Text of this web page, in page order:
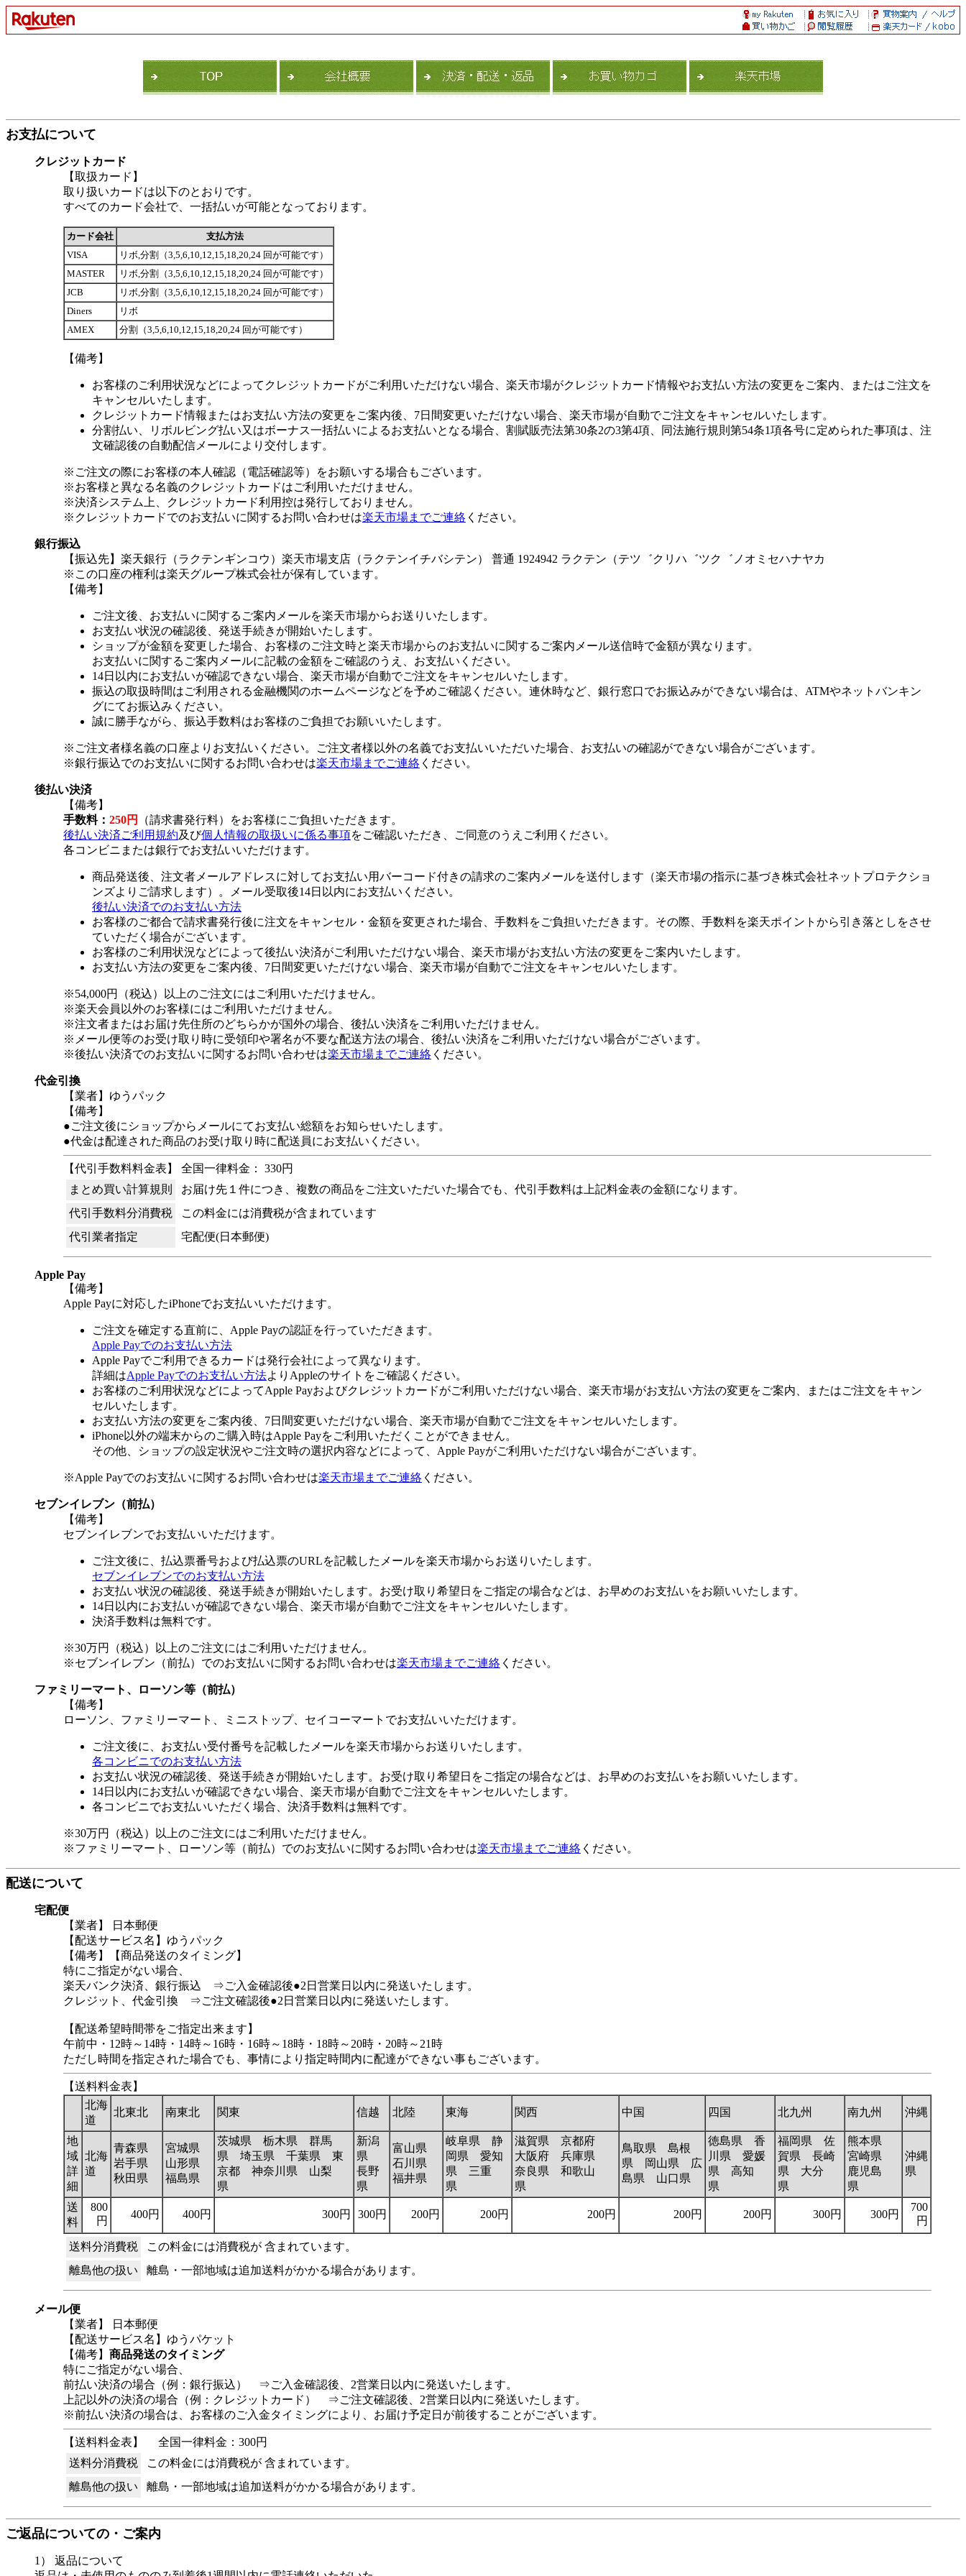
お支払について
クレジットカード
【取扱カード】
取り扱いカードは以下のとおりです。
すべてのカード会社で、一括払いが可能となっております。
カード会社
支払方法
VISA
リボ,分割（3,5,6,10,12,15,18,20,24 回が可能です）
MASTER
リボ,分割（3,5,6,10,12,15,18,20,24 回が可能です）
JCB
リボ,分割（3,5,6,10,12,15,18,20,24 回が可能です）
Diners
リボ
AMEX
分割（3,5,6,10,12,15,18,20,24 回が可能です）
【備考】
お客様のご利用状況などによってクレジットカードがご利用いただけない場合、楽天市場がクレジットカード情報やお支払い方法の変更をご案内、またはご注文を
キャンセルいたします。
クレジットカード情報またはお支払い方法の変更をご案内後、7日間変更いただけない場合、楽天市場が自動でご注文をキャンセルいたします。
分割払い、リボルビング払い又はボーナス一括払いによるお支払いとなる場合、割賦販売法第30条2の3第4項、同法施行規則第54条1項各号に定められた事項は、注
文確認後の自動配信メールにより交付します。
※ご注文の際にお客様の本人確認（電話確認等）をお願いする場合もございます。
※お客様と異なる名義のクレジットカードはご利用いただけません。
※決済システム上、クレジットカード利用控は発行しておりません。
※クレジットカードでのお支払いに関するお問い合わせは楽天市場までご連絡 ください。
銀行振込
【振込先】楽天銀行（ラクテンギンコウ）楽天市場支店（ラクテンイチバシテン） 普通 1924942 ラクテン（テツ゛クリハ゛ツク゛ノオミセハナヤカ
※この口座の権利は楽天グループ株式会社が保有しています。
【備考】
ご注文後、お支払いに関するご案内メールを楽天市場からお送りいたします。
お支払い状況の確認後、発送手続きが開始いたします。
ショップが金額を変更した場合、お客様のご注文時と楽天市場からのお支払いに関するご案内メール送信時で金額が異なります。
お支払いに関するご案内メールに記載の金額をご確認のうえ、お支払いください。
14日以内にお支払いが確認できない場合、楽天市場が自動でご注文をキャンセルいたします。
振込の取扱時間はご利用される金融機関のホームページなどを予めご確認ください。連休時など、銀行窓口でお振込みができない場合は、ATMやネットバンキン
グにてお振込みください。
誠に勝手ながら、振込手数料はお客様のご負担でお願いいたします。
※ご注文者様名義の口座よりお支払いください。ご注文者様以外の名義でお支払いいただいた場合、お支払いの確認ができない場合がございます。
※銀行振込でのお支払いに関するお問い合わせは楽天市場までご連絡 ください。
後払い決済
【備考】
手数料： 250円
（請求書発行料）をお客様にご負担いただきます。
後払い決済ご利用規約及び個人情報の取扱いに係る事項をご確認いただき、ご同意のうえご利用ください。
各コンビニまたは銀行でお支払いいただけます。
商品発送後、注文者メールアドレスに対してお支払い用バーコード付きの請求のご案内メールを送付します（楽天市場の指示に基づき株式会社ネットプロテクショ
ンズよりご請求します）。メール受取後14日以内にお支払いください。
後払い決済でのお支払い方法
お客様のご都合で請求書発行後に注文をキャンセル・金額を変更された場合、手数料をご負担いただきます。その際、手数料を楽天ポイントから引き落としをさせ
ていただく場合がございます。
お客様のご利用状況などによって後払い決済がご利用いただけない場合、楽天市場がお支払い方法の変更をご案内いたします。
お支払い方法の変更をご案内後、7日間変更いただけない場合、楽天市場が自動でご注文をキャンセルいたします。
※54,000円（税込）以上のご注文にはご利用いただけません。
※楽天会員以外のお客様にはご利用いただけません。
※注文者またはお届け先住所のどちらかが国外の場合、後払い決済をご利用いただけません。
※メール便等のお受け取り時に受領印や署名が不要な配送方法の場合、後払い決済をご利用いただけない場合がございます。
※後払い決済でのお支払いに関するお問い合わせは楽天市場までご連絡 ください。
代金引換
【業者】ゆうパック
【備考】
●ご注文後にショップからメールにてお支払い総額をお知らせいたします。
●代金は配達された商品のお受け取り時に配送員にお支払いください。
【代引手数料料金表】 全国一律料金： 330円
まとめ買い計算規則
お届け先１件につき、複数の商品をご注文いただいた場合でも、代引手数料は上記料金表の金額になります。
代引手数料分消費税
この料金には消費税が含まれています
代引業者指定
宅配便(日本郵便)
Apple Pay
【備考】
Apple Payに対応したiPhoneでお支払いいただけます。
ご注文を確定する直前に、Apple Payの認証を行っていただきます。
Apple Payでのお支払い方法
Apple Payでご利用できるカードは発行会社によって異なります。
詳細はApple Payでのお支払い方法よりAppleのサイトをご確認ください。
お客様のご利用状況などによってApple Payおよびクレジットカードがご利用いただけない場合、楽天市場がお支払い方法の変更をご案内、またはご注文をキャン
セルいたします。
お支払い方法の変更をご案内後、7日間変更いただけない場合、楽天市場が自動でご注文をキャンセルいたします。
iPhone以外の端末からのご購入時はApple Payをご利用いただくことができません。
その他、ショップの設定状況やご注文時の選択内容などによって、Apple Payがご利用いただけない場合がございます。
※Apple Payでのお支払いに関するお問い合わせは楽天市場までご連絡 ください。
セブンイレブン（前払）
【備考】
セブンイレブンでお支払いいただけます。
ご注文後に、払込票番号および払込票のURLを記載したメールを楽天市場からお送りいたします。
セブンイレブンでのお支払い方法
お支払い状況の確認後、発送手続きが開始いたします。お受け取り希望日をご指定の場合などは、お早めのお支払いをお願いいたします。
14日以内にお支払いが確認できない場合、楽天市場が自動でご注文をキャンセルいたします。
決済手数料は無料です。
※30万円（税込）以上のご注文にはご利用いただけません。
※セブンイレブン（前払）でのお支払いに関するお問い合わせは楽天市場までご連絡 ください。
ファミリーマート、ローソン等（前払）
【備考】
ローソン、ファミリーマート、ミニストップ、セイコーマートでお支払いいただけます。
ご注文後に、お支払い受付番号を記載したメールを楽天市場からお送りいたします。
各コンビニでのお支払い方法
お支払い状況の確認後、発送手続きが開始いたします。お受け取り希望日をご指定の場合などは、お早めのお支払いをお願いいたします。
14日以内にお支払いが確認できない場合、楽天市場が自動でご注文をキャンセルいたします。
各コンビニでお支払いいただく場合、決済手数料は無料です。
※30万円（税込）以上のご注文にはご利用いただけません。
※ファミリーマート、ローソン等（前払）でのお支払いに関するお問い合わせは楽天市場までご連絡 ください。
配送について
宅配便
【業者】 日本郵便
【配送サービス名】ゆうパック
【備考】【商品発送のタイミング】
特にご指定がない場合、
楽天バンク決済、銀行振込 ⇒ご入金確認後●2日営業日以内に発送いたします。
クレジット、代金引換 ⇒ご注文確認後●2日営業日以内に発送いたします。
【配送希望時間帯をご指定出来ます】
午前中・12時～14時・14時～16時・16時～18時・18時～20時・20時～21時
ただし時間を指定された場合でも、事情により指定時間内に配達ができない事もございます。
【送料料金表】
北海
道
北東北 南東北 関東 信越 北陸 東海 関西 中国 四国 北九州 南九州 沖縄
地
域
詳
細
北海
道
青森県
岩手県
秋田県
宮城県
山形県
福島県
茨城県 栃木県 群馬
県 埼玉県 千葉県 東
京都 神奈川県 山梨
県
新潟
県
長野
県
富山県
石川県
福井県
岐阜県 静
岡県 愛知
県 三重
県
滋賀県 京都府
大阪府 兵庫県
奈良県 和歌山
県
鳥取県 島根
県 岡山県 広
島県 山口県
徳島県 香
川県 愛媛
県 高知
県
福岡県 佐
賀県 長崎
県 大分
県
熊本県
宮崎県
鹿児島
県
沖縄
県
送
料
800
円
400円 400円 300円 300円 200円 200円 200円 200円 200円 300円 300円
700
円
送料分消費税
この料金には消費税が 含まれています。
離島他の扱い
離島・一部地域は追加送料がかかる場合があります。
メール便
【業者】 日本郵便
【配送サービス名】ゆうパケット
【備考】 商品発送のタイミング
特にご指定がない場合、
前払い決済の場合（例：銀行振込） ⇒ご入金確認後、2営業日以内に発送いたします。
上記以外の決済の場合（例：クレジットカード） ⇒ご注文確認後、2営業日以内に発送いたします。
※前払い決済の場合は、お客様のご入金タイミングにより、お届け予定日が前後することがございます。
【送料料金表】
全国一律料金：300円
送料分消費税
この料金には消費税が 含まれています。
離島他の扱い
離島・一部地域は追加送料がかかる場合があります。
ご返品についての・ご案内
1） 返品について